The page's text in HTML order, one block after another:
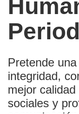
Pretende
integridad,
mejor
sociales y